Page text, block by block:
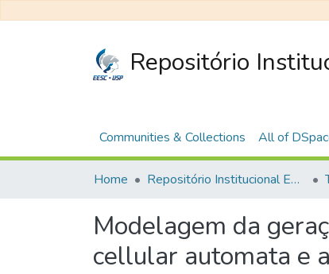
Repositório
Communities & Collections All of
Home Repositório Institucional EESC
Modelagem da
cellular automata e